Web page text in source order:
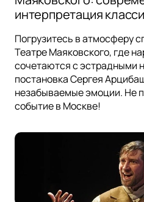
интерпретация
Погрузитесь в атмосферу
Театре Маяковского, где
сочетаются с эстрадными
постановка Сергея
незабываемые эмоции. Не
событие в Москве!